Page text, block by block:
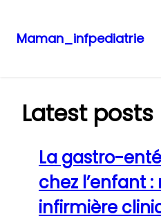
Maman_infpediatrie
Latest posts
La gastro-
chez l’enfant
infirmière